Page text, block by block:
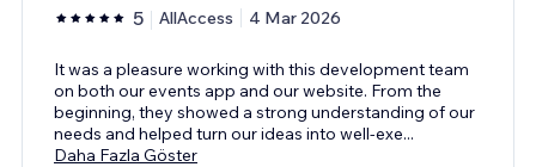
5 AllAccess 4 Mar 2026
It was a pleasure working with this development team
on both our events app and our website. From the
beginning, they showed a strong understanding of our
needs and helped turn our ideas into well-exe...
Daha Fazla Göster